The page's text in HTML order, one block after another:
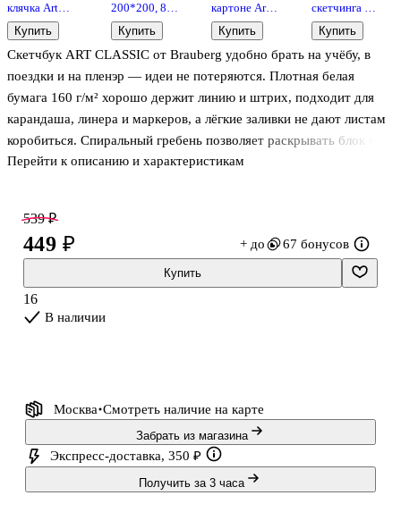
Скетчбук ART CLASSIC от Brauberg удобно брать на учёбу, в
поездки и на пленэр — идеи не потеряются. Плотная белая
бумага 160 г/м² хорошо держит линию и штрих, подходит для
карандаша, линера и маркеров, а лёгкие заливки не дают листам
коробиться. Спиральный гребень позволяет раскрывать блок на
360° и рисовать на весу. Твёрдая крафтовая обложка защищает
Перейти к описанию и характеристикам
клячка Art
idea,
художественный,
для
карандашей,
Купить
200*200, 80
листов
"Croco"
черный,
140г/м2,
кость,
кожзам,
гребень
Купить
картоне Art
idea,
грунтованый,
15 х 20 см
Купить
скетчинга 12
цветов
"Emotion",
двусторонние
(пулевидный
скошенный
до 6 мм)
Купить
539 ₽
449 ₽ + до 67 бонусов
Купить
16
В наличии
Москва Смотреть наличие на карте
Забрать из магазина
Экспресс-доставка, 350 ₽
Получить за 3 часа